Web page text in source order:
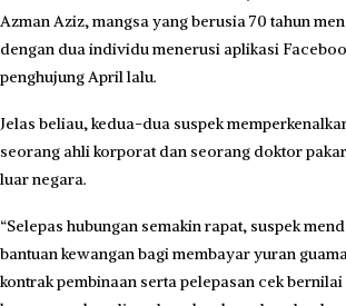
Azman Aziz, mangsa yang berusia 70 tahun
dengan dua individu menerusi aplikasi
penghujung April lalu.
Jelas beliau, kedua-dua suspek
seorang ahli korporat dan seorang doktor
luar negara.
“Selepas hubungan semakin rapat, suspek
bantuan kewangan bagi membayar yuran
kontrak pembinaan serta pelepasan cek